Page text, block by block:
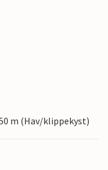
m (Hav/klippekyst)